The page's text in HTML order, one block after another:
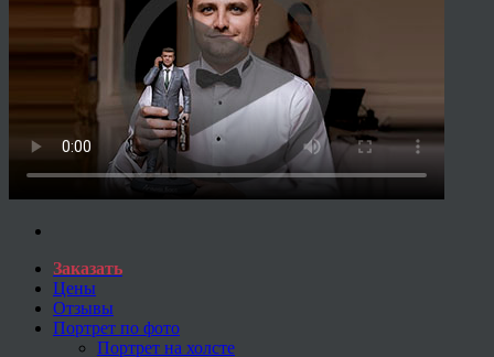
Заказать
Цены
Отзывы
Портрет по фото
Портрет на холсте